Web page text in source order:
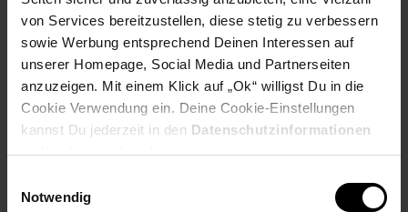
von Services bereitzustellen, diese stetig zu verbessern
sowie Werbung entsprechend Deinen Interessen auf
unserer Homepage, Social Media und Partnerseiten
anzuzeigen. Mit einem Klick auf „Ok“ willigst Du in die
Cookie Verwendung ein. Deine Cookie-Einstellungen
kannst Du jederzeit in den Datenschutzinformationen
ändern bzw. widerrufen.
Notwendig
Materialstärke Holz: 2,5 cm
Materialstärke Metall: 1,5 cm
Weitere Abmessungen finden Sie im Maßbild
Farbe
Rückwand: Braun